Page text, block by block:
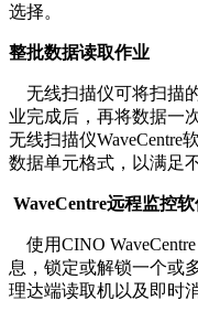
选择。
整批数据读取作业
无线扫描仪可将扫描的
业完成后，再将数据一
无线扫描仪WaveCentre
数据单元格式，以满足
WaveCentre远程监控
使用CINO WaveCentre
息，锁定或解锁一个
理达端读取机以及即时消息